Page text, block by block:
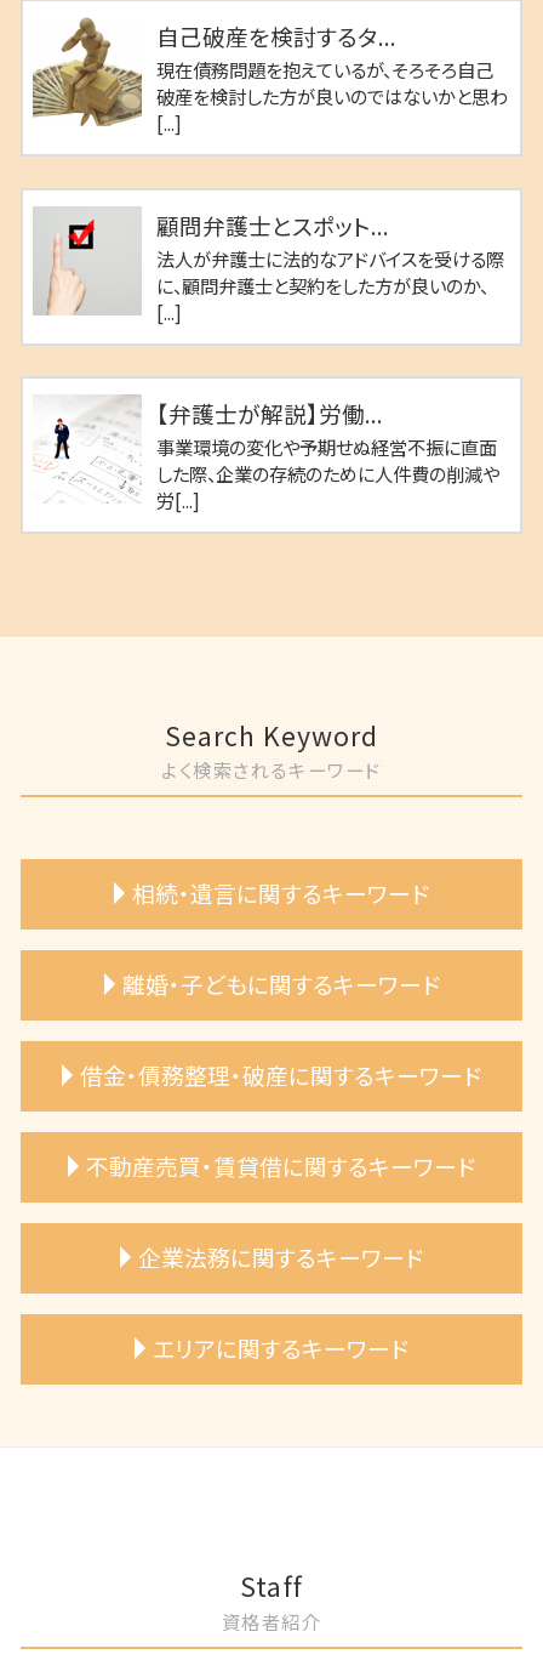
自己破産を検討するタ...
現在債務問題を抱えているが、そろそろ自己
破産を検討した方が良いのではないかと思わ
[...]
顧問弁護士とスポット...
法人が弁護士に法的なアドバイスを受ける際
に、顧問弁護士と契約をした方が良いのか、
[...]
【弁護士が解説】労働...
事業環境の変化や予期せぬ経営不振に直面
した際、企業の存続のために人件費の削減や
労[...]
Search Keyword
よく検索されるキーワード
相続・遺言に関するキーワード
相続放棄 デメリット
遺産相続 期限 範囲
相続相談 弁護士
遺言書 効力
相続放棄 手続き 弁護士
相続 遺産分割 弁護士
相続トラブル 弁護士
遺言書 作成 メリット
相続放棄 メリット
相続人 いない 土地
離婚・子どもに関するキーワード
離婚協議 弁護士
離婚 相談 弁護士
婚姻費用 請求
DV 離婚 弁護士
離婚 弁護士費用
養育費 調停 必要書類
浮気相手 証拠
不倫 証拠集め
離婚裁判 弁護士費用
借金・債務整理・破産に関するキーワード
自己破産 申し立て
自己破産 手数料
自己破産 メリット
借金 破産
自己破産 デメリット
自己破産 手続き期間
自己破産 連帯保証人
自己破産 弁護士に依頼
不動産売買・賃貸借に関するキーワード
共有名義 不動産 トラブル
リフォーム業者 トラブル 弁護士
土地境界 相談
不動産トラブル 弁護士相談
企業法務に関するキーワード
労働法コンプライアンス 弁護士
知的財産権 弁護士 アドバイス
企業リスクマネジメント 弁護士
消費者契約法 弁護士 企業相談
エリアに関するキーワード
岡崎市 相続放棄 手続き 弁護士
一宮市 自己破産 費用
岡崎市 離婚 子供の親権
Staff
資格者紹介